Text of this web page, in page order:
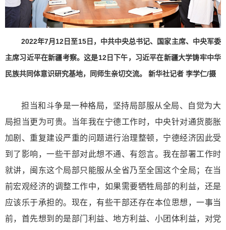
2022年7月12日至15日，中共中央总书记、国家主席、中央军委
主席习近平在新疆考察。这是12日下午，习近平在新疆大学铸牢中华
民族共同体意识研究基地，同师生亲切交流。 新华社记者 李学仁/摄
担当和斗争是一种格局，坚持局部服从全局、自觉为大
局担当更为可贵。当年我在宁德工作时，中央针对通货膨胀
加剧、重复建设严重的问题进行治理整顿，宁德经济因此受
到了影响，一些干部对此想不通、有怨言。我在部署工作时
就讲，闽东这个局部只能服从全省乃至全国这个全局；在当
前宏观经济的调整工作中，如果需要牺牲局部的利益，还是
应该乐于承担的。现在，有些干部还存在本位思想，一事当
前，首先想到的是部门利益、地方利益、小团体利益，对党